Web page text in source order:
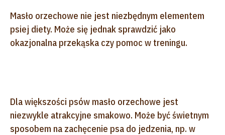
Masło orzechowe nie jest niezbędnym elementem
psiej diety. Może się jednak sprawdzić jako
okazjonalna przekąska czy pomoc w treningu.
Dla większości psów masło orzechowe jest
niezwykle atrakcyjne smakowo. Może być świetnym
sposobem na zachęcenie psa do jedzenia, np. w